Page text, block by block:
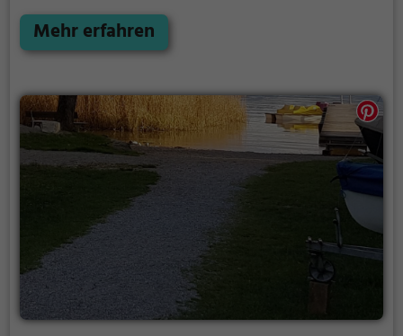
sowohl Naturfreunde als auch Sportbegeisterte und
echte Wasserratten auf ihre Kosten.
Mehr erfahren